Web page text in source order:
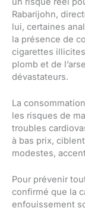
Rabarijohn,
lui, certaines
la présence de
cigarettes
plomb et de
dévastateurs.
La
les risques de
troubles
à bas prix,
modestes,
Pour prévenir
confirmé que la
enfouissement